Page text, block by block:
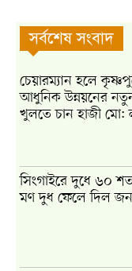
সর্বশেষ সংবাদ
চেয়ারম্যান হলে
আধুনিক উন্নয়নের
খুলতে চান হাজী মো:
সিংগাইরে দুধে ৬০
মণ দুধ ফেলে দিল